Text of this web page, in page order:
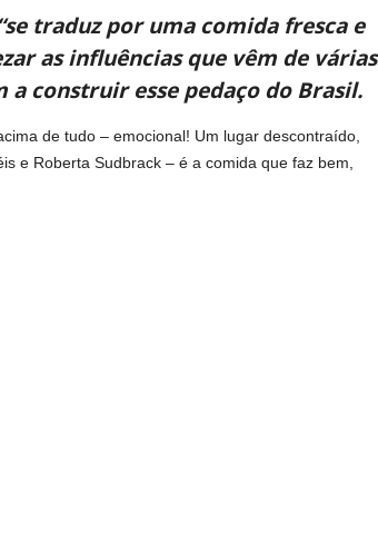
traduz por uma comida fresca e
as influências que vêm de várias
construir esse pedaço do Brasil.
de tudo – emocional! Um lugar descontraído,
e Roberta Sudbrack – é a comida que faz bem,